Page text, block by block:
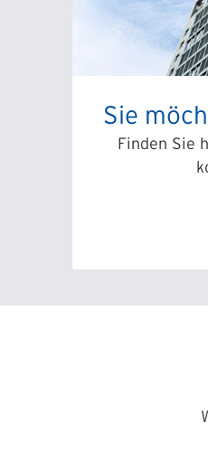
Sie
Finden Sie